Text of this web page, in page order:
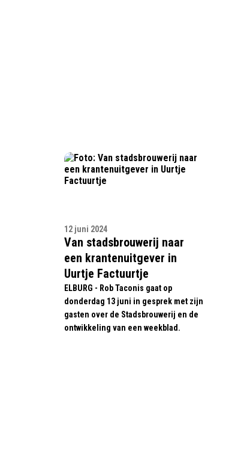
12 juni 2024
Van stadsbrouwerij naar
een krantenuitgever in
Uurtje Factuurtje
ELBURG - Rob Taconis gaat op
donderdag 13 juni in gesprek met zijn
gasten over de Stadsbrouwerij en de
ontwikkeling van een weekblad.